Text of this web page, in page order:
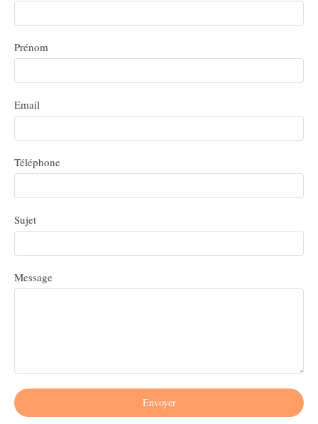
Prénom
Email
Téléphone
Sujet
Message
Envoyer